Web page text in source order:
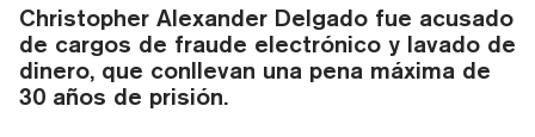
Christopher Alexander Delgado fue acusado
de cargos de fraude electrónico y lavado de
dinero, que conllevan una pena máxima de
30 años de prisión.